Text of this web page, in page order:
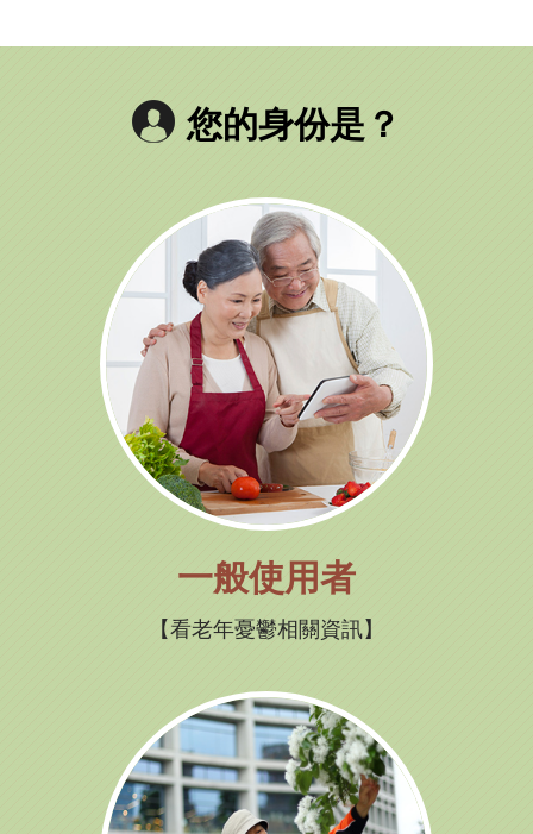
您的身份是？
一般使用者
看老年憂鬱相關資訊